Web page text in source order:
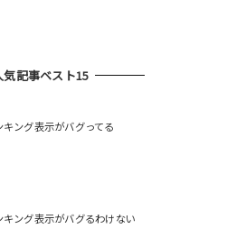
記事ベスト15
ング表示がバグってる
ング表示がバグるわけない